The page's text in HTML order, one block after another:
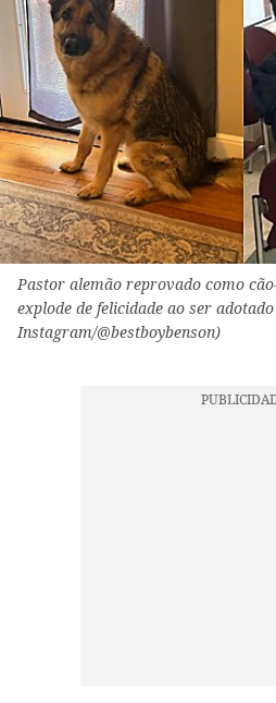
Pastor alemão reprovado como
explode de felicidade ao ser
Instagram/@bestboybenson)